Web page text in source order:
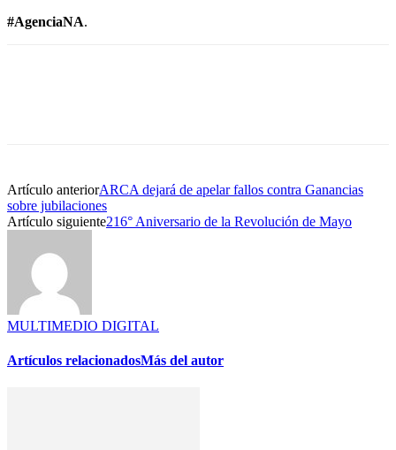
#AgenciaNA.
Artículo anteriorARCA dejará de apelar fallos contra Ganancias
sobre jubilaciones
Artículo siguiente216° Aniversario de la Revolución de Mayo
MULTIMEDIO DIGITAL
Artículos relacionadosMás del autor